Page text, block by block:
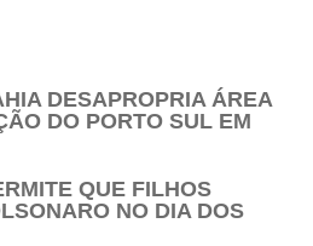
DESAPROPRIA ÁREA
DO PORTO SUL EM
QUE FILHOS
NO DIA DOS